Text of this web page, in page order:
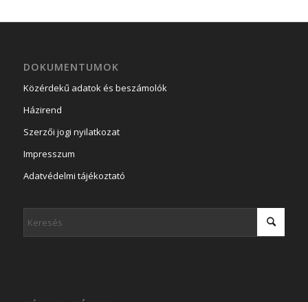
DOKUMENTUMOK
Közérdekű adatok és beszámolók
Házirend
Szerzői jogi nyilatkozat
Impresszum
Adatvédelmi tájékoztató